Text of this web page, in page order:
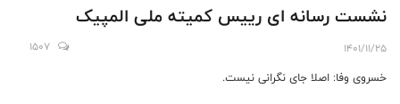
نشست رسانه ای رییس کمیته ملی المپیک
1401/11/25
1507
خسروی وفا: اصلا جای نگرانی نیست.